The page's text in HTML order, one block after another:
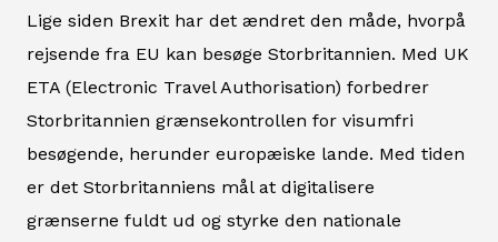
Lige siden Brexit har det ændret den måde, hvorpå
rejsende fra EU kan besøge Storbritannien. Med UK
ETA (Electronic Travel Authorisation) forbedrer
Storbritannien grænsekontrollen for visumfri
besøgende, herunder europæiske lande. Med tiden
er det Storbritanniens mål at digitalisere
grænserne fuldt ud og styrke den nationale